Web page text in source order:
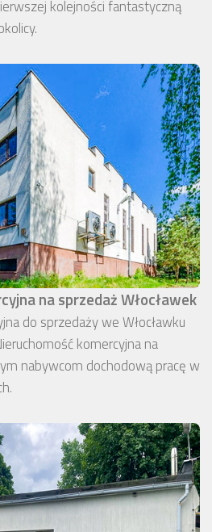
kolejności fantastyczną
na sprzedaż Włocławek
do sprzedaży we Włocławku
komercyjna na
nabywcom dochodową pracę w